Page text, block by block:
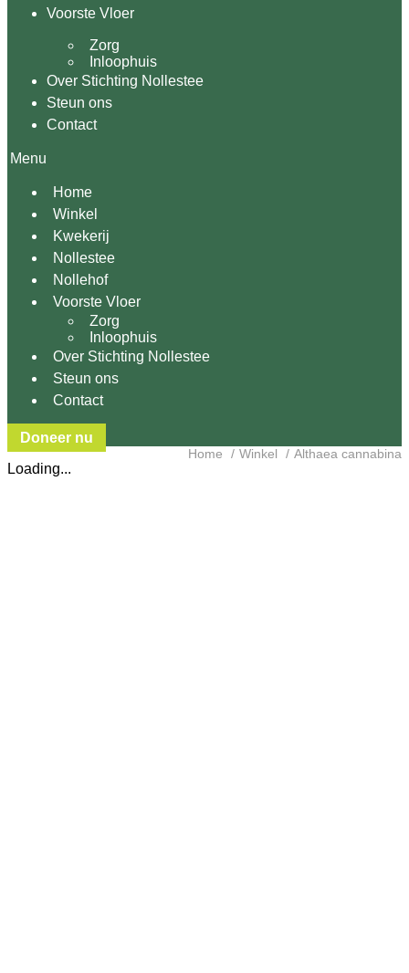
Voorste Vloer
Zorg
Inloophuis
Over Stichting Nollestee
Steun ons
Contact
Menu
Home
Winkel
Kwekerij
Nollestee
Nollehof
Voorste Vloer
Zorg
Inloophuis
Over Stichting Nollestee
Steun ons
Contact
Doneer nu
Home Winkel Althaea cannabina
Loading...